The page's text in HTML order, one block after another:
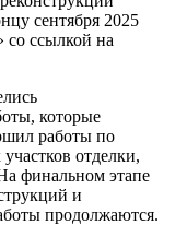
сентября 2025
ссылкой на
которые
работы по
отделки,
финальном этапе
и
продолжаются.